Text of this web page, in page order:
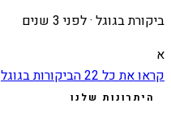
ביקורת בגוגל ·לפני 3 שנים
א
קראו את כל 22הביקורות בגוגל
היתרונות שלנו